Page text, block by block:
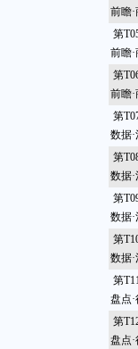
前瞻
第
前瞻
第
前瞻
第
数据
第
数据
第
数据
第
数据
第
盘点
第
盘点